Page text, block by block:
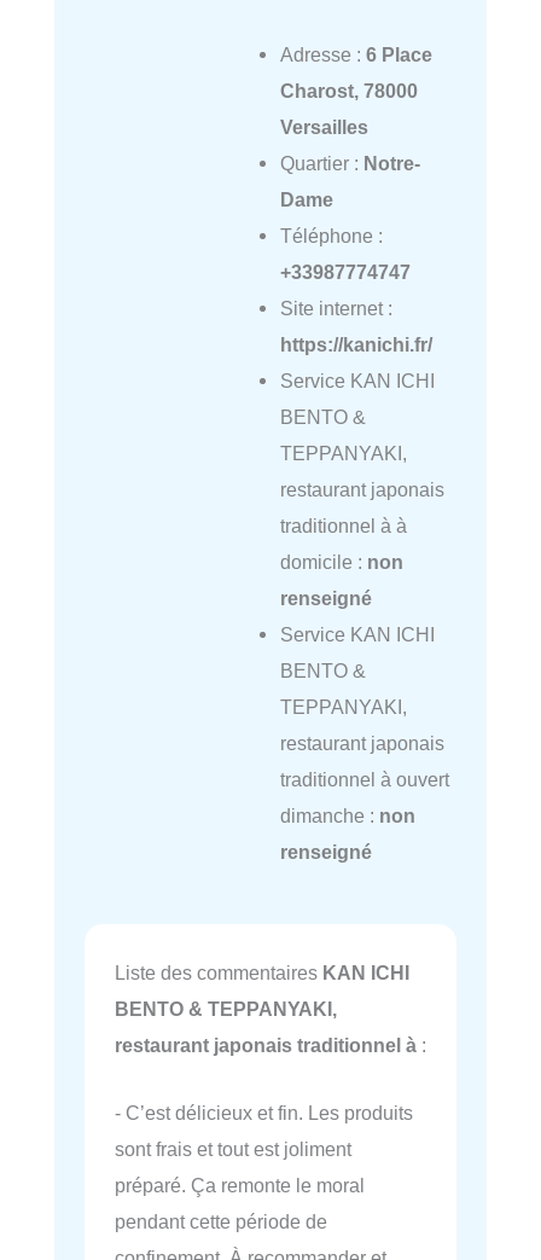
Adresse : 6 Place
Charost, 78000
Versailles
Quartier : Notre-
Dame
Téléphone :
+33987774747
Site internet :
https://kanichi.fr/
Service KAN ICHI
BENTO &
TEPPANYAKI,
restaurant japonais
traditionnel à à
domicile : non
renseigné
Service KAN ICHI
BENTO &
TEPPANYAKI,
restaurant japonais
traditionnel à ouvert
dimanche : non
renseigné
Liste des commentaires KAN ICHI
BENTO & TEPPANYAKI,
restaurant japonais traditionnel à :
- C’est délicieux et fin. Les produits
sont frais et tout est joliment
préparé. Ça remonte le moral
pendant cette période de